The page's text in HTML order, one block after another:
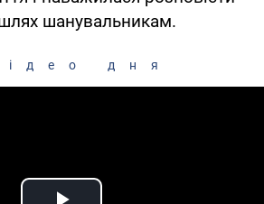
шанувальникам.
дня